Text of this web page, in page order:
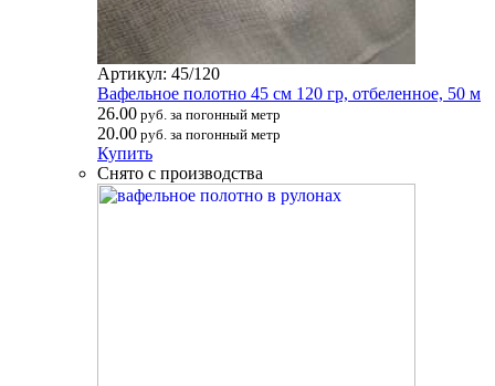
Артикул: 45/120
Вафельное полотно 45 см 120 гр, отбеленное, 50 м
26.00 руб. за погонный метр
20.00 руб. за погонный метр
Купить
Снято с производства